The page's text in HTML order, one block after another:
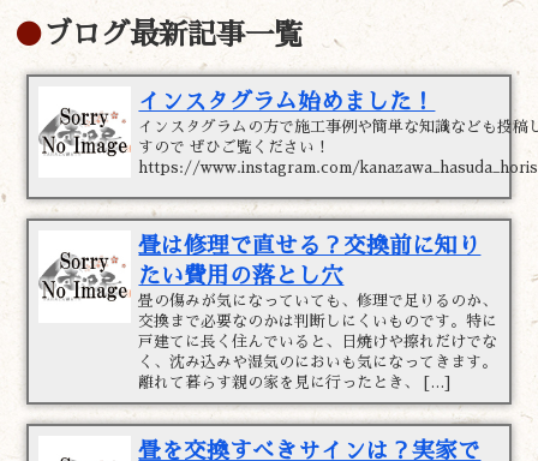
ブログ最新記事一覧
インスタグラム始めました！
インスタグラムの方で施工事例や簡単な知識なども投稿
すので ぜひご覧ください！
https://www.instagram.com/
畳は修理で直せる？交換前に知り
たい費用の落とし穴
畳の傷みが気になっていても、修理で足りるのか、
交換まで必要なのかは判断しにくいものです。特に
戸建てに長く住んでいると、日焼けや擦れだけでな
く、沈み込みや湿気のにおいも気になってきます。
離れて暮らす親の家を見に行ったとき、 […]
畳を交換すべきサインは？実家で